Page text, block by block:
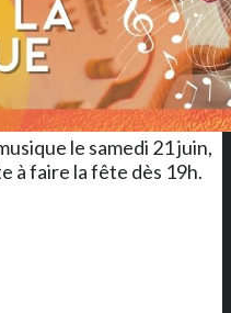
le samedi 21 juin,
à faire la fête dès 19h.